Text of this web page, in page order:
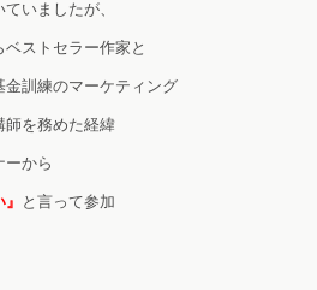
いましたが、
ストセラー作家と
金訓練のマーケティング
師を務めた経緯
ーから
と言って参加